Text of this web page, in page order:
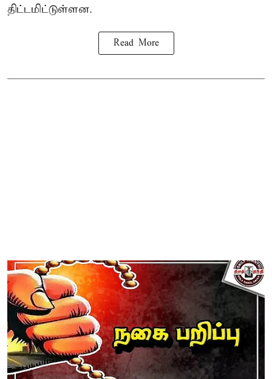
திட்டமிட்டுள்ளன.
Read More